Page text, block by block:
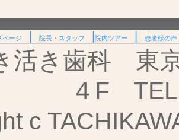
ページ 院長・スタッフ 院内ツアー 患者様の声
活き歯科 東
４F
c